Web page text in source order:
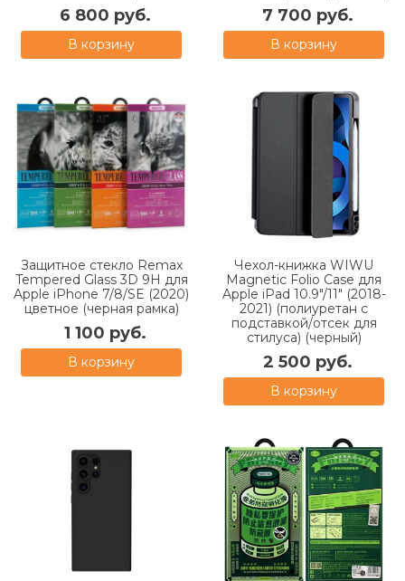
6 800 руб.
В корзину
7 700 руб.
В корзину
Защитное стекло Remax
Tempered Glass 3D 9H для
Apple iPhone 7/8/SE (2020)
цветное (черная рамка)
1 100 руб.
В корзину
Чехол-книжка WIWU
Magnetic Folio Case для
Apple iPad 10.9"/11" (2018-
2021) (полиуретан с
подставкой/отсек для
стилуса) (черный)
2 500 руб.
В корзину